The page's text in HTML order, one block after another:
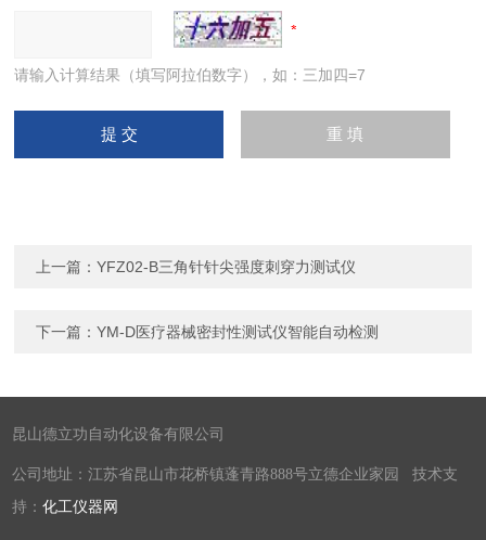
请输入计算结果（填写阿拉伯数字），如：三加四=7
上一篇：YFZ02-B三角针针尖强度刺穿力测试仪
下一篇：YM-D医疗器械密封性测试仪智能自动检测
昆山德立功自动化设备有限公司
公司地址：江苏省昆山市花桥镇蓬青路888号立德企业家园 技术支
持：化工仪器网